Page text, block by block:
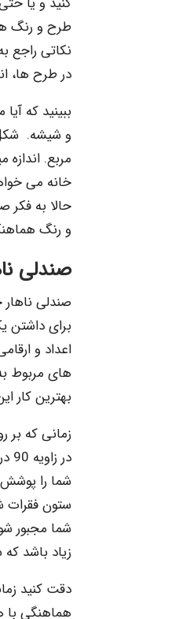
طرح و رنگ
نکاتی راجع
در طرح ها،
ببینید که
و شیشه. شکل
مربع.
خانه می
حالا به فکر
و رنگ
صندلی
صندلی ناهار
برای داشتن
اعداد و
های مربوط
بهترین کار
زمانی که
شما را
ستون فقرات
شما مجبور
زیاد باشد
دقت کنید
هماهنگی با